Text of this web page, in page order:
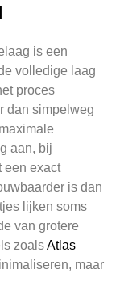
is een
volledige laag
proces
dan simpelweg
aan, bij
een exact
is dan
lijken soms
van grotere
zoalsAtlas
maar